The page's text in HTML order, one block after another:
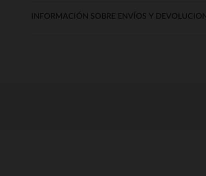
INFORMACIÓN SOBRE ENVÍOS Y